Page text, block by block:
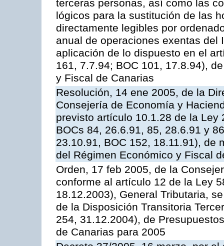
terceras personas, así como las
lógicos para la sustitución de las
directamente legibles por
anual de operaciones exentas del
aplicación de lo dispuesto en el
161, 7.7.94; BOC 101, 17.8.94),
y Fiscal de Canarias
Resolución, 14 ene 2005, de la
Consejería de Economía y
previsto artículo 10.1.28 de la Ley
BOCs 84, 26.6.91, 85, 28.6.91 y
23.10.91, BOC 152, 18.11.91), de
del Régimen Económico y Fiscal
Orden, 17 feb 2005, de la
conforme al artículo 12 de la Ley
18.12.2003), General Tributaria,
de la Disposición Transitoria
254, 31.12.2004), de
de Canarias para 2005